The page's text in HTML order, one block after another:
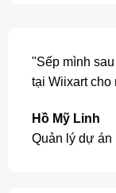
"Sếp mình
tại Wiixart cho
Hồ Mỹ Linh
Quản lý dự án